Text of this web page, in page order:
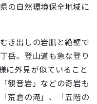
の自然環境保全地域に
き出しの岩肌と絶壁で
岳。登山道も急な登り
に外見が似ていること
観音岩」などの奇岩も
荒倉の滝」、「五階の